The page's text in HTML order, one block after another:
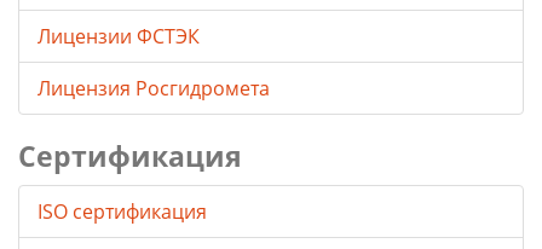
Лицензии ФСТЭК
Лицензия Росгидромета
Сертификация
ISO сертификация